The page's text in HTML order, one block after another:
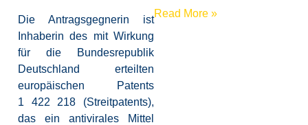
Die Antragsgegnerin ist
Inhaberin des mit Wirkung
für die Bundesrepublik
Deutschland erteilten
europäischen Patents
1 422 218 (Streitpatents),
das ein antivirales Mittel
Read More »